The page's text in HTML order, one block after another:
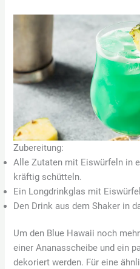
Zubereitung:
Alle Zutaten mit Eiswürfeln in
kräftig schütteln.
Ein Longdrinkglas mit
Den Drink aus dem Shaker in
Um den Blue Hawaii noch
einer Ananasscheibe und ein
dekoriert werden. Für eine